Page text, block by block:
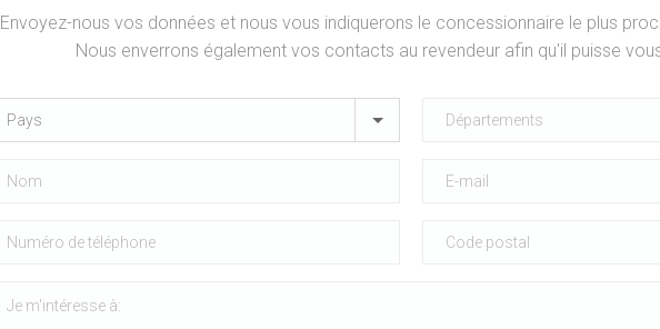
Envoyez-nous vos données et nous vous indiquerons le concessionnaire le plus
Nous enverrons également vos contacts au revendeur afin qu'il puisse
Pays